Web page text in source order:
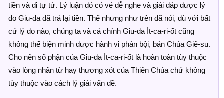
tiền và đi tự tử. Lý luận đó có vẻ dễ nghe và giải đáp được lý
do Giu-đa đã trả lại tiền. Thế nhưng như trên đã nói, dù với bất
cứ lý do nào, chúng ta và cả chính Giu-đa Ít-ca-ri-ốt cũng
không thể biện minh được hành vi phản bội, bán Chúa Giê-su.
Cho nên số phận của Giu-đa Ít-ca-ri-ốt là hoàn toàn tùy thuộc
vào lòng nhân từ hay thương xót của Thiên Chúa chứ không
tùy thuộc vào cách lý giải vấn đề.